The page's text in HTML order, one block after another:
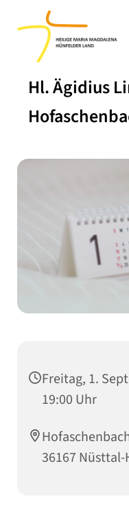
Hl. Ägidius
Freitag, 1.
19:00 Uhr
36167